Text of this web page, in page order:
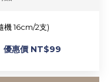
機 16cm/2支)
優惠價 NT$99